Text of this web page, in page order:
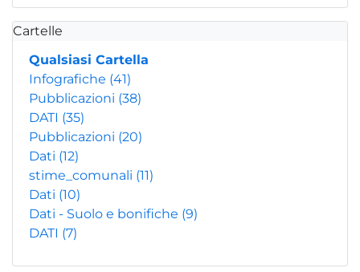
Cartelle
Qualsiasi Cartella
Infografiche (41)
Pubblicazioni (38)
DATI (35)
Pubblicazioni (20)
Dati (12)
stime_comunali (11)
Dati (10)
Dati - Suolo e bonifiche (9)
DATI (7)